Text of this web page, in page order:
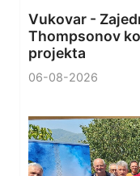
Vukovar -
Thompsonov
projekta
06-08-2026